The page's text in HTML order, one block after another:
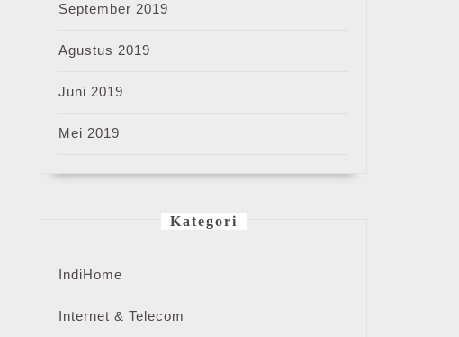
September 2019
Agustus 2019
Juni 2019
Mei 2019
Kategori
IndiHome
Internet & Telecom